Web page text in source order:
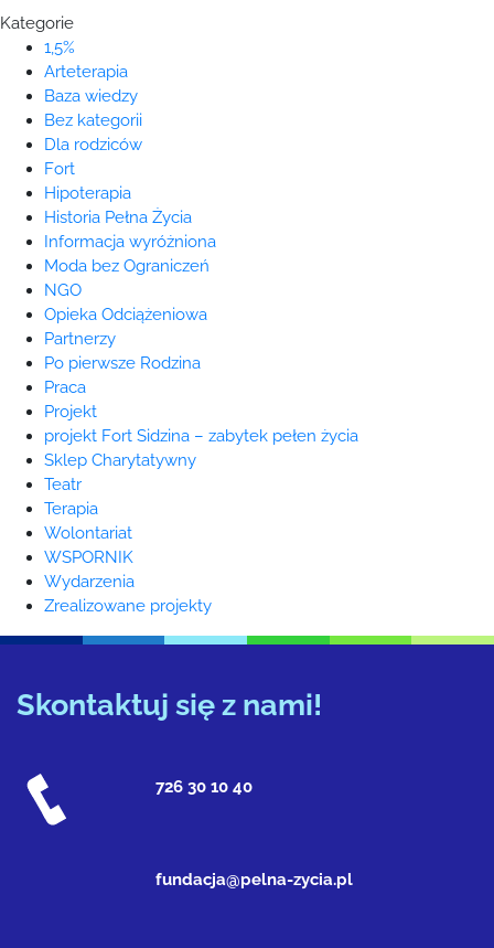
Kategorie
1,5%
Arteterapia
Baza wiedzy
Bez kategorii
Dla rodziców
Fort
Hipoterapia
Historia Pełna Życia
Informacja wyróżniona
Moda bez Ograniczeń
NGO
Opieka Odciążeniowa
Partnerzy
Po pierwsze Rodzina
Praca
Projekt
projekt Fort Sidzina – zabytek pełen życia
Sklep Charytatywny
Teatr
Terapia
Wolontariat
WSPORNIK
Wydarzenia
Zrealizowane projekty
Skontaktuj się z nami!
726 30 10 40
fundacja@pelna-zycia.pl